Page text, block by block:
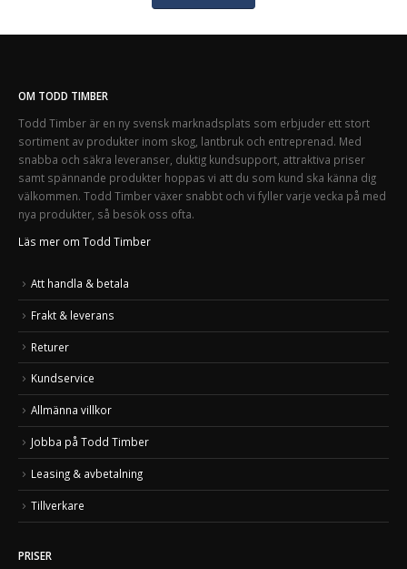
OM TODD TIMBER
Todd Timber är en ny svensk marknadsplats som erbjuder ett stort
sortiment av produkter inom skog, lantbruk och entreprenad. Med
snabba och säkra leveranser, duktig kundsupport, attraktiva priser
samt spännande produkter hoppas vi att du som kund ska känna dig
välkommen. Todd Timber växer snabbt och vi fyller varje vecka på med
nya produkter, så besök oss ofta.
Läs mer om Todd Timber
Att handla & betala
Frakt & leverans
Returer
Kundservice
Allmänna villkor
Jobba på Todd Timber
Leasing & avbetalning
Tillverkare
PRISER